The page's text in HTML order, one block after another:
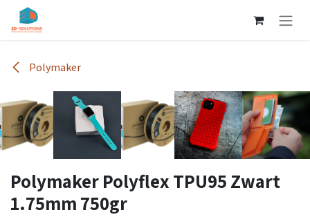
Overslaan naar inhoud
Polymaker
Polymaker Polyflex TPU95 Zwart
1.75mm 750gr